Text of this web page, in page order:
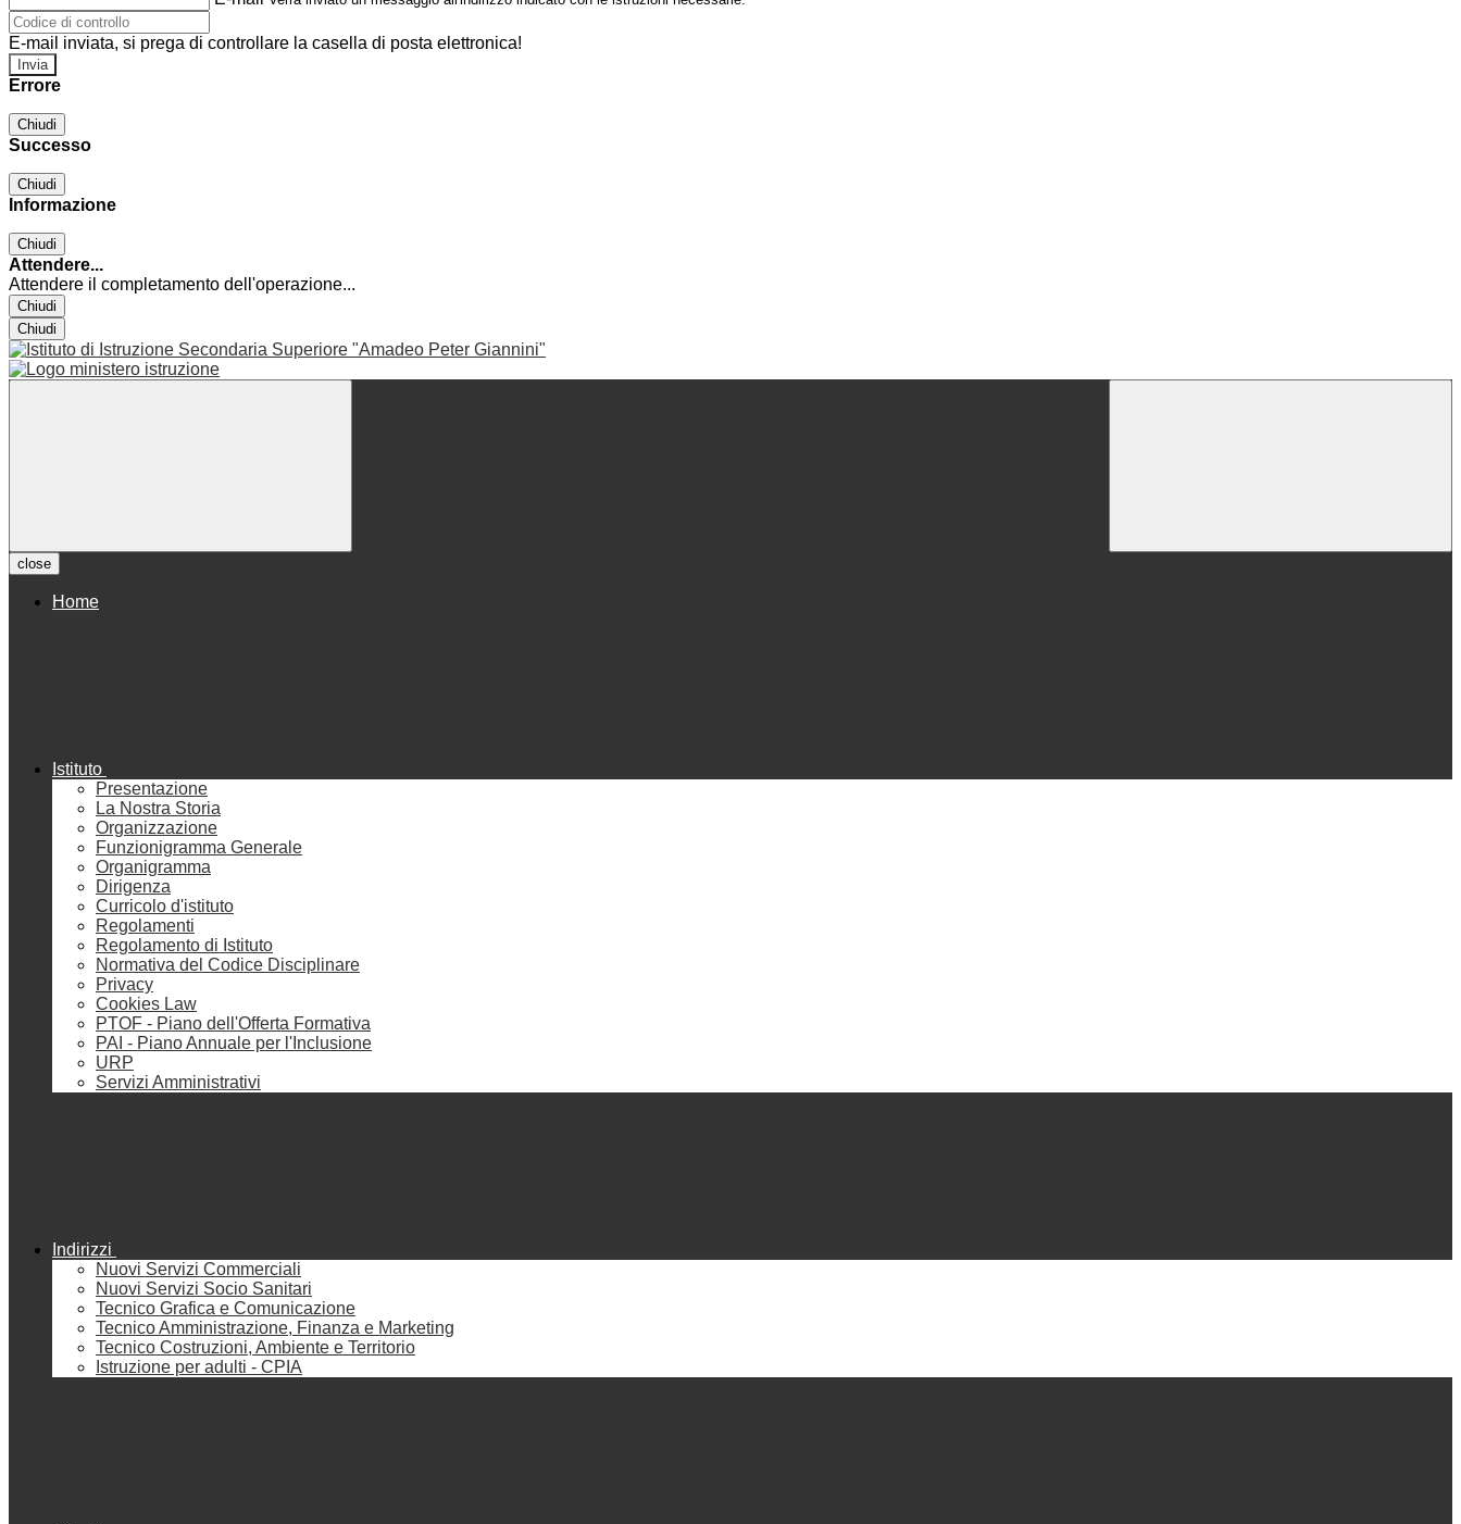
E-mail inviata, si prega di controllare la casella di posta elettronica!
Errore
Chiudi
Successo
Chiudi
Informazione
Chiudi
Attendere...
Attendere il completamento dell'operazione...
Chiudi
Chiudi
close
Home
Istituto
Presentazione
La Nostra Storia
Organizzazione
Funzionigramma Generale
Organigramma
Dirigenza
Curricolo d'istituto
Regolamenti
Regolamento di Istituto
Normativa del Codice Disciplinare
Privacy
Cookies Law
PTOF - Piano dell'Offerta Formativa
PAI - Piano Annuale per l'Inclusione
URP
Servizi Amministrativi
Indirizzi
Nuovi Servizi Commerciali
Nuovi Servizi Socio Sanitari
Tecnico Grafica e Comunicazione
Tecnico Amministrazione, Finanza e Marketing
Tecnico Costruzioni, Ambiente e Territorio
Istruzione per adulti - CPIA